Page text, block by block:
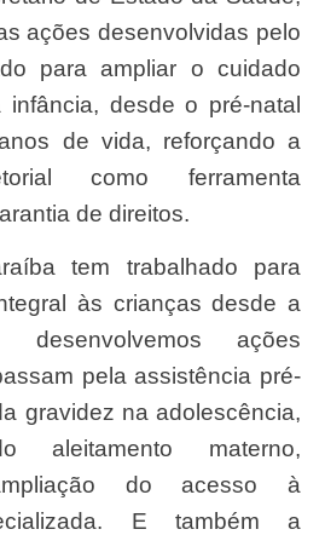
ações desenvolvidas pelo
para ampliar o cuidado
infância, desde o pré-natal
de vida, reforçando a
como ferramenta
de direitos.
às crianças desde a
desenvolvemos ações
pela assistência pré-
gravidez na adolescência,
aleitamento materno,
do acesso à
E também a